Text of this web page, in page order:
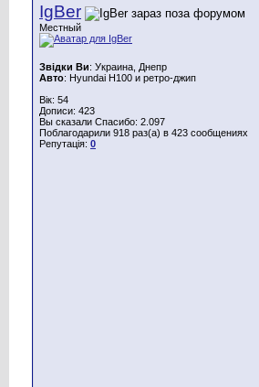
IgBer
Местный
Звідки Ви: Украина, Днепр
Авто: Hyundai H100 и ретро-джип
Вік: 54
Дописи: 423
Вы сказали Спасибо: 2.097
Поблагодарили 918 раз(а) в 423 сообщениях
Репутація: 0